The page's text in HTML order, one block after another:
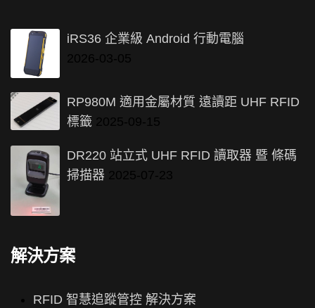
iRS36 企業級 Android 行動電腦
RP980M 適用金屬材質 遠讀距 UHF RFID
標籤
DR220 站立式 UHF RFID 讀取器 暨 條碼
掃描器
解決方案
RFID 智慧追蹤管控 解決方案